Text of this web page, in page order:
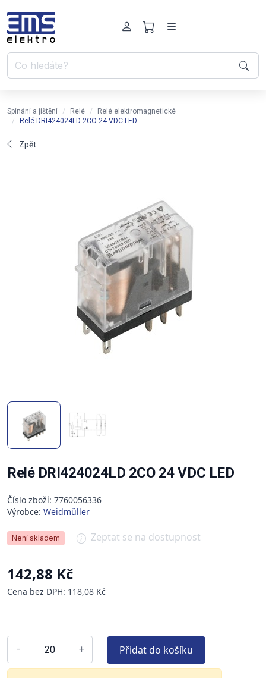
Spínání a jištění Relé
Relé elektromagnetické
Relé DRI424024LD 2CO 24 VDC LED
Zpět
Relé DRI424024LD 2CO 24 VDC LED
Číslo zboží: 7760056336
Výrobce: Weidmüller
Není skladem Zeptat se na dostupnost
142,88 Kč
Cena bez DPH: 118,08 Kč
- + Přidat do košíku